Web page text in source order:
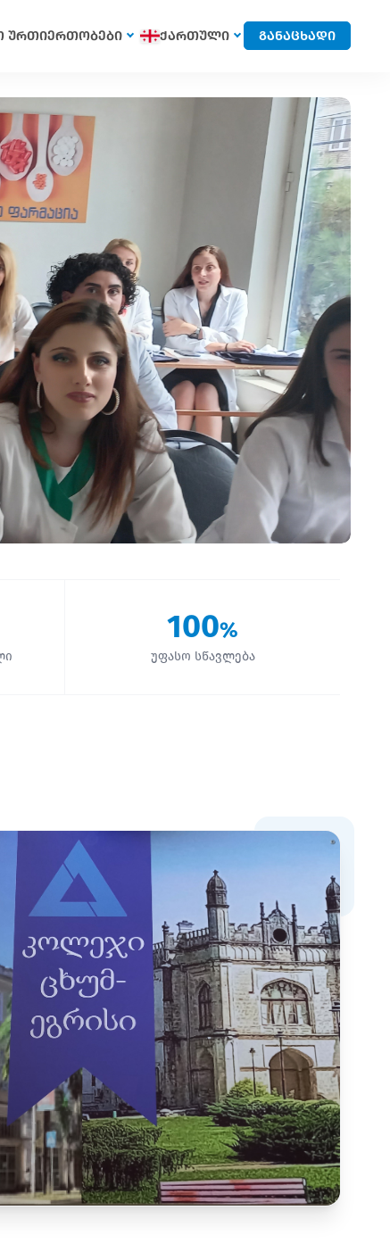
ურთიერთობები ქართული განაცხადი
100%
უფასო სწავლება